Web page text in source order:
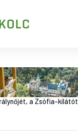
a Zsófia-kilátót